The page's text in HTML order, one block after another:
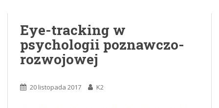
Eye-tracking w
psychologii poznawczo-
rozwojowej
20 listopada 2017 K2